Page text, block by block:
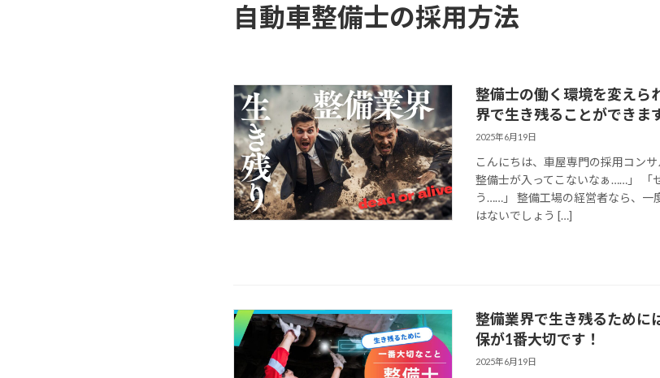
自動車整備士の採用方法
整備士の働く環境を変えら
界で生き残ることができま
2025年6月19日
こんにちは、車屋専門の採用コン
整備士が入ってこないなぁ……」 「
う……」 整備工場の経営者なら、一
はないでしょう […]
整備業界で生き残るために
保が1番大切です！
2025年6月19日